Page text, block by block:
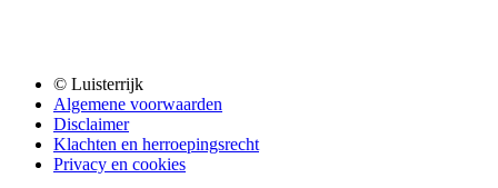
© Luisterrijk
Algemene voorwaarden
Disclaimer
Klachten en herroepingsrecht
Privacy en cookies